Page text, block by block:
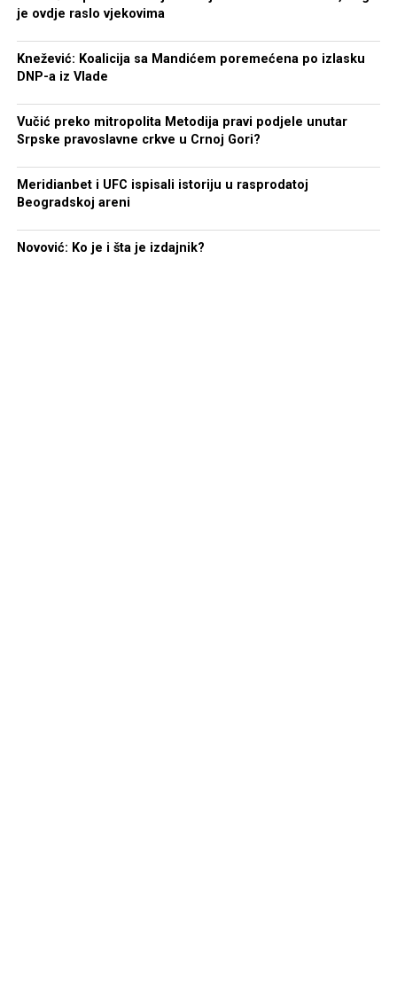
je ovdje raslo vjekovima
Knežević: Koalicija sa Mandićem poremećena po izlasku
DNP-a iz Vlade
Vučić preko mitropolita Metodija pravi podjele unutar
Srpske pravoslavne crkve u Crnoj Gori?
Meridianbet i UFC ispisali istoriju u rasprodatoj
Beogradskoj areni
Novović: Ko je i šta je izdajnik?